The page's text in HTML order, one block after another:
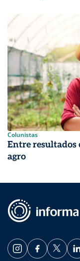
Colunistas
Entre resultados
agro